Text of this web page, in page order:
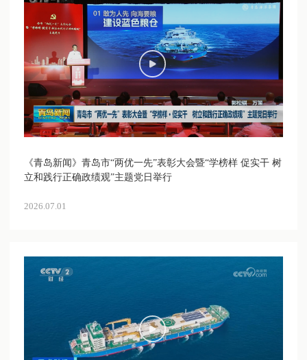
《青岛新闻》青岛市“两优一先”表彰大会暨“学榜样 促实干 树
立和践行正确政绩观”主题党日举行
2026.07.01